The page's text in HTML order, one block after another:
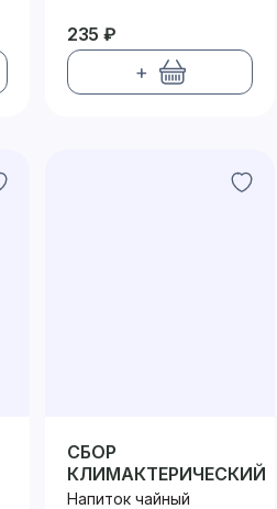
235 ₽
+
СБОР
КЛИМАКТЕРИЧЕСКИЙ
Напиток чайный